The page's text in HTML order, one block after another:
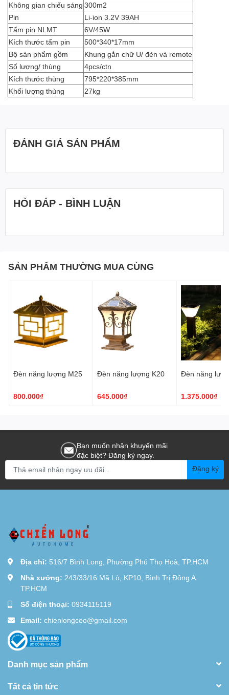
Không gian chiếu sáng 300m2
Pin
Li-ion 3.2V 39AH
Tấm pin NLMT
6V/45W
Kích thước tấm pin
500*340*17mm
Bộ sản phẩm gồm
Khung gắn chữ U/ đèn và remote
Số lượng/ thùng
4pcs/ctn
Kích thước thùng
795*220*385mm
Khối lượng thùng
27kg
ĐÁNH GIÁ SẢN PHẨM
HỎI ĐÁP - BÌNH LUẬN
SẢN PHẨM THƯỜNG MUA CÙNG
Đèn năng lượng M25
800.000₫
Đèn năng lượng K20
645.000₫
Đèn năng
1.375.000₫
Bạn muốn nhận khuyến mãi
đặc biệt? Đăng ký ngay.
Đăng ký
Địa chỉ: 516/7 Bình Long, Phường Phú Thọ Hoà, TP.HCM
Nhà xưởng: 243/33/16 Mã Lò, KP10, Bình Trị Đông A.
TP.HCM
Số điện thoại: 0934115119
Email: chienlongceo@gmail.com
Danh mục sản phẩm
Tất cả tin tức